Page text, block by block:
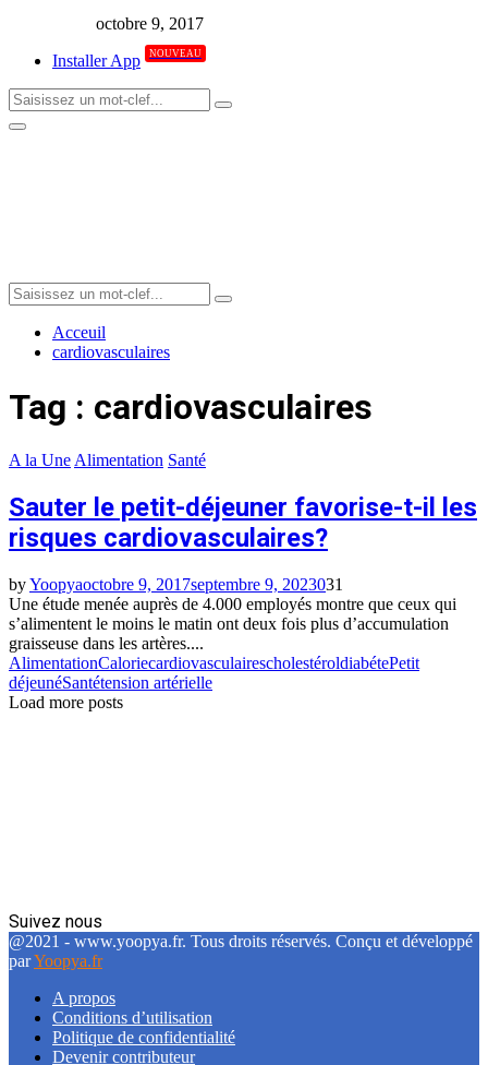
octobre 9, 2017
Installer App
NOUVEAU
Search
for:
Search
Primary
Search
for:
Search
Acceuil
cardiovasculaires
Tag : cardiovasculaires
A la Une Alimentation Santé
Sauter le petit-déjeuner favorise-t-il les
risques cardiovasculaires?
byYoopyaoctobre 9, 2017septembre 9, 2023031
Une étude menée auprès de 4.000 employés montre que ceux qui
s’alimentent le moins le matin ont deux fois plus d’accumulation
graisseuse dans les artères....
AlimentationCaloriecardiovasculairescholestéroldiabétePetit
déjeunéSantétension artérielle
Load more posts
Suivez nous
Facebook
Twitter
Linkedin
@2021 - www.yoopya.fr. Tous droits réservés. Conçu et développé
parYoopya.fr
A propos
Conditions d’utilisation
Politique de confidentialité
Devenir contributeur